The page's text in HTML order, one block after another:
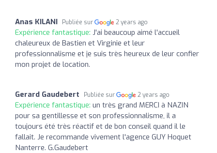
Anas KILANI Publiée sur 2 years ago
Expérience fantastique: J'ai beaucoup aimé l'accueil
chaleureux de Bastien et Virginie et leur
professionnalisme et je suis très heureux de leur confier
mon projet de location.
Gerard Gaudebert Publiée sur 2 years ago
Expérience fantastique: un très grand MERCI à NAZIN
pour sa gentillesse et son professionnalisme, il a
toujours été très réactif et de bon conseil quand il le
fallait. Je recommande vivement l'agence GUY Hoquet
Nanterre. G.Gaudebert